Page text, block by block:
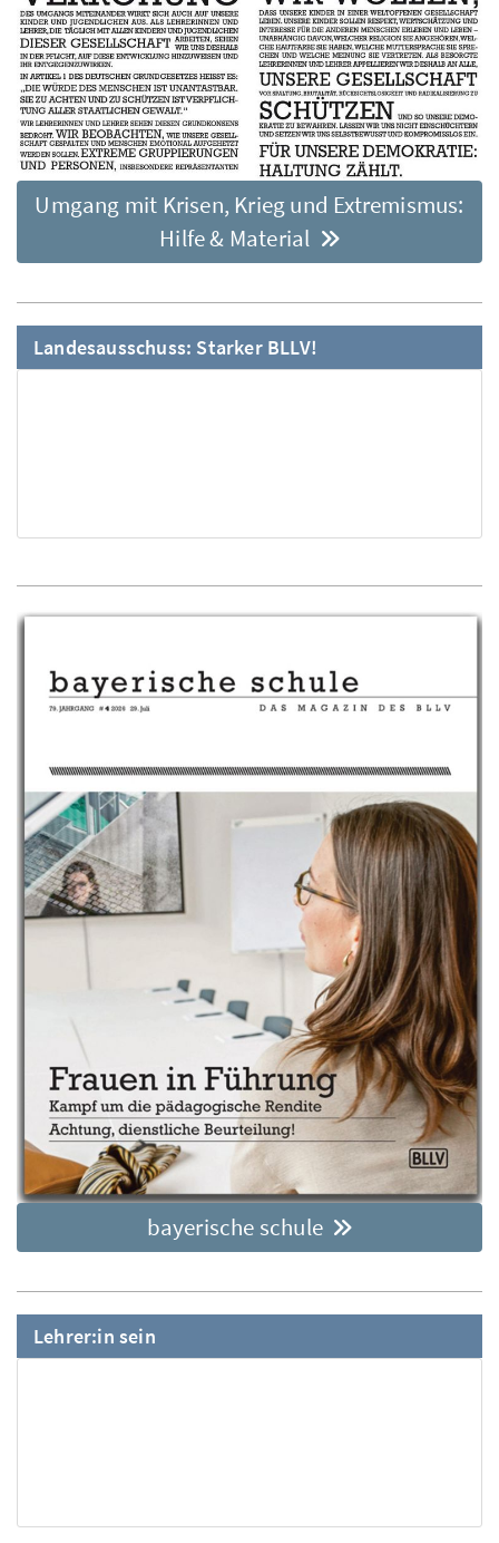
Umgang mit Krisen, Krieg und Extremismus:
Hilfe & Material
Landesausschuss: Starker BLLV!
bayerische schule
Lehrer:in sein